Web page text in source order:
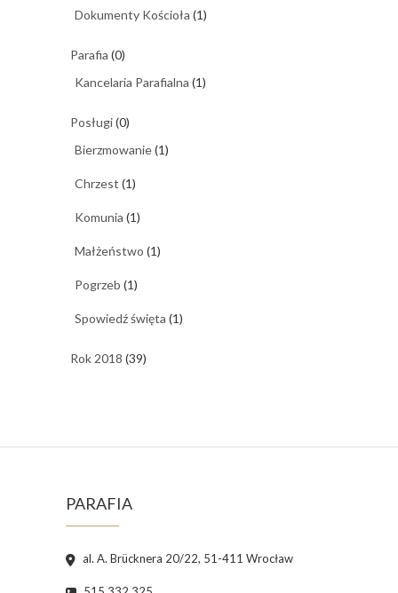
Dokumenty Kościoła (1)
Parafia (0)
Kancelaria Parafialna (1)
Posługi(0)
Bierzmowanie(1)
Chrzest (1)
Komunia (1)
Małżeństwo (1)
Pogrzeb (1)
Spowiedź święta (1)
Rok 2018 (39)
PARAFIA
al. A. Brücknera 20/22, 51-411 Wrocław